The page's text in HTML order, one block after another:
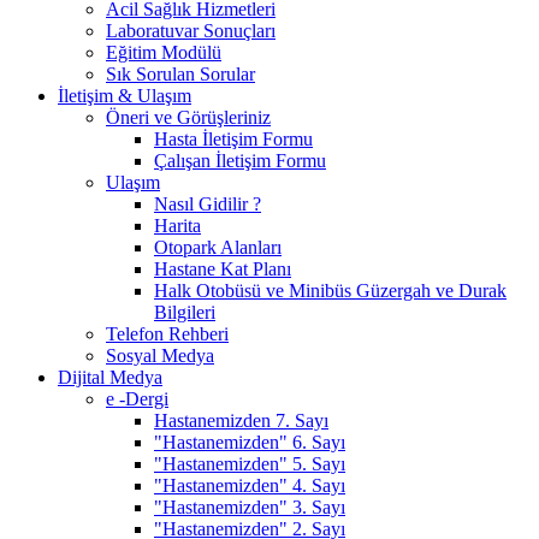
Acil Sağlık Hizmetleri
Laboratuvar Sonuçları
Eğitim Modülü
Sık Sorulan Sorular
İletişim & Ulaşım
Öneri ve Görüşleriniz
Hasta İletişim Formu
Çalışan İletişim Formu
Ulaşım
Nasıl Gidilir ?
Harita
Otopark Alanları
Hastane Kat Planı
Halk Otobüsü ve Minibüs Güzergah ve Durak
Bilgileri
Telefon Rehberi
Sosyal Medya
Dijital Medya
e -Dergi
Hastanemizden 7. Sayı
"Hastanemizden" 6. Sayı
"Hastanemizden" 5. Sayı
"Hastanemizden" 4. Sayı
"Hastanemizden" 3. Sayı
"Hastanemizden" 2. Sayı